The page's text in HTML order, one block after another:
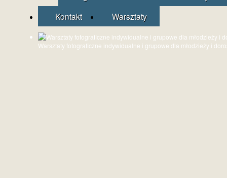
Kontakt
Warsztaty
Warsztaty fotograficzne indywidualne i grupowe dla młodzieży i